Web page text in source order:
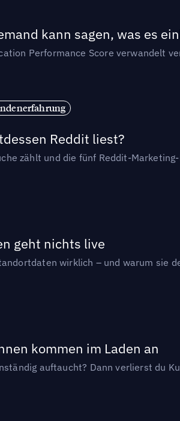
kann sagen, was es
Performance Score verwandelt
Reddit liest?
zählt und die fünf Reddit-
geht nichts live
wirklich – und warum sie
kommen im Laden an
auftaucht? Dann verlierst du